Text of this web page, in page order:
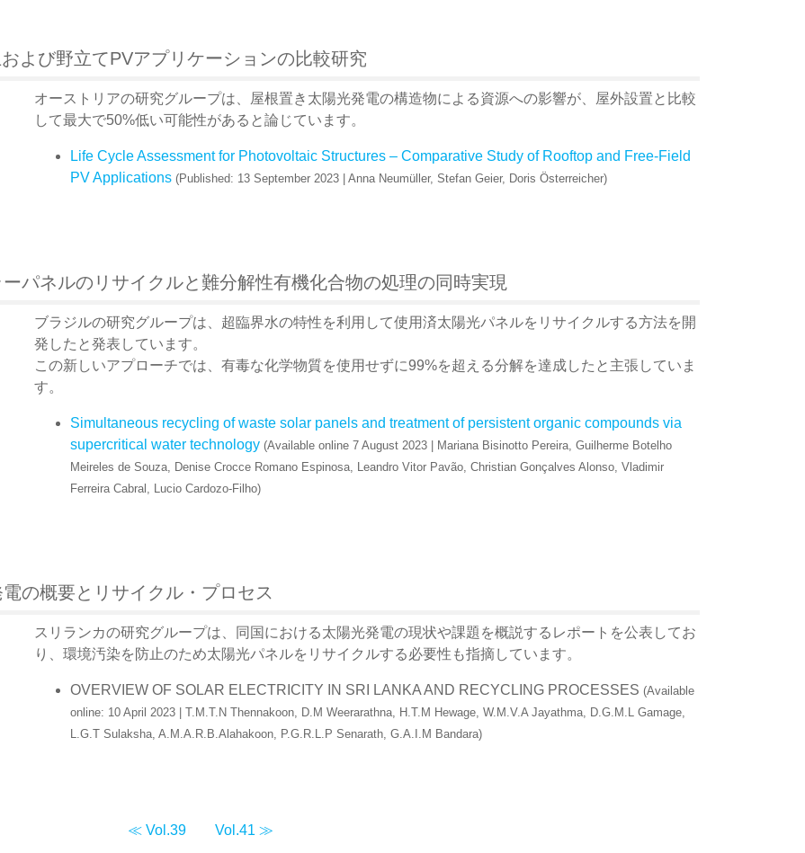
よび野立てPVアプリケーションの比較研究
オーストリアの研究グループは、屋根置き太陽光発電の構造物による資源への影響が、屋外設置と比較
して最大で50%低い可能性があると論じています。
Life Cycle Assessment for Photovoltaic Structures – Comparative Study of Rooftop and Free-Field
PV Applications (Published: 13 September 2023 | Anna Neumüller, Stefan Geier, Doris Österreicher)
パネルのリサイクルと難分解性有機化合物の処理の同時実現
ブラジルの研究グループは、超臨界水の特性を利用して使用済太陽光パネルをリサイクルする方法を開
発したと発表しています。
この新しいアプローチでは、有毒な化学物質を使用せずに99%を超える分解を達成したと主張していま
す。
Simultaneous recycling of waste solar panels and treatment of persistent organic compounds via
supercritical water technology (Available online 7 August 2023 | Mariana Bisinotto Pereira, Guilherme Botelho
Meireles de Souza, Denise Crocce Romano Espinosa, Leandro Vitor Pavão, Christian Gonçalves Alonso, Vladimir
Ferreira Cabral, Lucio Cardozo-Filho)
の概要とリサイクル・プロセス
スリランカの研究グループは、同国における太陽光発電の現状や課題を概説するレポートを公表してお
り、環境汚染を防止のため太陽光パネルをリサイクルする必要性も指摘しています。
OVERVIEW OF SOLAR ELECTRICITY IN SRI LANKA AND RECYCLING PROCESSES (Available
online: 10 April 2023 | T.M.T.N Thennakoon, D.M Weerarathna, H.T.M Hewage, W.M.V.A Jayathma, D.G.M.L Gamage,
L.G.T Sulaksha, A.M.A.R.B.Alahakoon, P.G.R.L.P Senarath, G.A.I.M Bandara)
≪ Vol.39 Vol.41 ≫